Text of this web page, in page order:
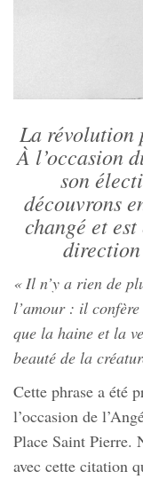
La révolution
À l’occasion
son
découvrons
changé et
direction
«Il n’y a rien de
l’amour: il
que la haine et la
beauté de la
Cette phrase a été
l’occasion de
Place Saint Pierre.
avec cette citation